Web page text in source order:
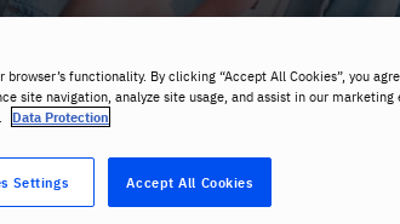
functionality. By clicking “Accept All Cookies”, you
site navigation, analyze site usage, and assist in our marketing
Data Protection
Accept All Cookies
Settings